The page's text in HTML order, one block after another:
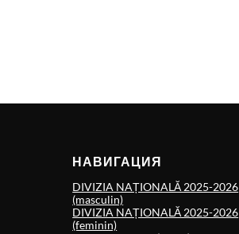
НАВИГАЦИЯ
DIVIZIA NAȚIONALĂ 2025-2026
(masculin)
DIVIZIA NAȚIONALĂ 2025-2026
(feminin)